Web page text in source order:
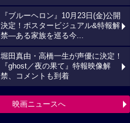
『ブルーヘロン』10月23日(金)公開
決定！ポスタービジュアル&特報解
禁―ある家族を巡る今...
堀田真由・高橋一生が声優に決定！
『ghost／夜の果て』特報映像解
禁、コメントも到着
映画ニュースへ